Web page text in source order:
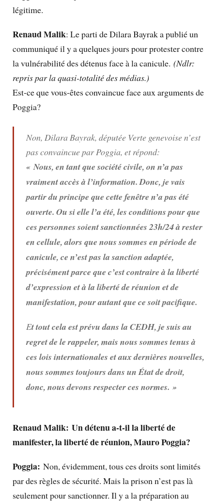
légitime.
Renaud Malik: Le parti de Dilara Bayrak a publié un
communiqué il y a quelques jours pour protester contre
la vulnérabilité des détenus face à la canicule. (Ndlr:
repris par la quasi-totalité des médias.)
Est-ce que vous-êtes convaincue face aux arguments de
Poggia?
Non, Dilara Bayrak, députée Verte genevoise n’est
pas convaincue par Poggia, et répond:
« Nous, en tant que société civile, on n’a pas
vraiment accès à l’information. Donc, je vais
partir du principe que cette fenêtre n’a pas été
ouverte. Ou si elle l’a été, les conditions pour que
ces personnes soient sanctionnées 23h/24 à rester
en cellule, alors que nous sommes en période de
canicule, ce n’est pas la sanction adaptée,
précisément parce que c’est contraire à la liberté
d’expression et à la liberté de réunion et de
manifestation, pour autant que ce soit pacifique.
Et tout cela est prévu dans la CEDH, je suis au
regret de le rappeler, mais nous sommes tenus à
ces lois internationales et aux dernières nouvelles,
nous sommes toujours dans un État de droit,
donc, nous devons respecter ces normes. »
Renaud Malik: Un détenu a-t-il la liberté de
manifester, la liberté de réunion, Mauro Poggia?
Poggia: Non, évidemment, tous ces droits sont limités
par des règles de sécurité. Mais la prison n’est pas là
seulement pour sanctionner. Il y a la préparation au